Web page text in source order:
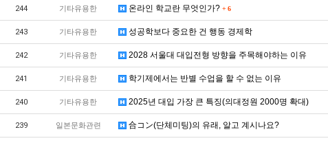
244 기타유용한 온라인 학교란 무엇인가? + 6
243 기타유용한 성공학보다 중요한 건 행동 경제학
242 기타유용한 2028 서울대 대입전형 방향을 주목해야하는 이유
241 기타유용한 학기제에서는 반별 수업을 할 수 없는 이유
240 기타유용한 2025년 대입 가장 큰 특징(의대정원 2000명 확대)
239 일본문화관련 合コン(단체미팅)의 유래, 알고 계시나요?